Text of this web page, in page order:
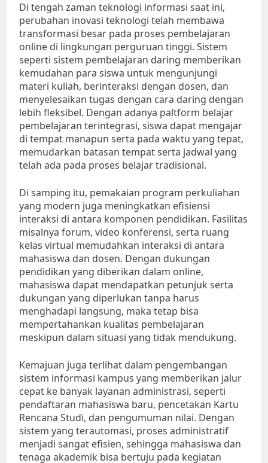
Di tengah zaman teknologi informasi saat ini,
perubahan inovasi teknologi telah membawa
transformasi besar pada proses pembelajaran
online di lingkungan perguruan tinggi. Sistem
seperti sistem pembelajaran daring memberikan
kemudahan para siswa untuk mengunjungi
materi kuliah, berinteraksi dengan dosen, dan
menyelesaikan tugas dengan cara daring dengan
lebih fleksibel. Dengan adanya paltform belajar
pembelajaran terintegrasi, siswa dapat mengajar
di tempat manapun serta pada waktu yang tepat,
memudarkan batasan tempat serta jadwal yang
telah ada pada proses belajar tradisional.
Di samping itu, pemakaian program perkuliahan
yang modern juga meningkatkan efisiensi
interaksi di antara komponen pendidikan. Fasilitas
misalnya forum, video konferensi, serta ruang
kelas virtual memudahkan interaksi di antara
mahasiswa dan dosen. Dengan dukungan
pendidikan yang diberikan dalam online,
mahasiswa dapat mendapatkan petunjuk serta
dukungan yang diperlukan tanpa harus
menghadapi langsung, maka tetap bisa
mempertahankan kualitas pembelajaran
meskipun dalam situasi yang tidak mendukung.
Kemajuan juga terlihat dalam pengembangan
sistem informasi kampus yang memberikan jalur
cepat ke banyak layanan administrasi, seperti
pendaftaran mahasiswa baru, pencetakan Kartu
Rencana Studi, dan pengumuman nilai. Dengan
sistem yang terautomasi, proses administratif
menjadi sangat efisien, sehingga mahasiswa dan
tenaga akademik bisa bertuju pada kegiatan